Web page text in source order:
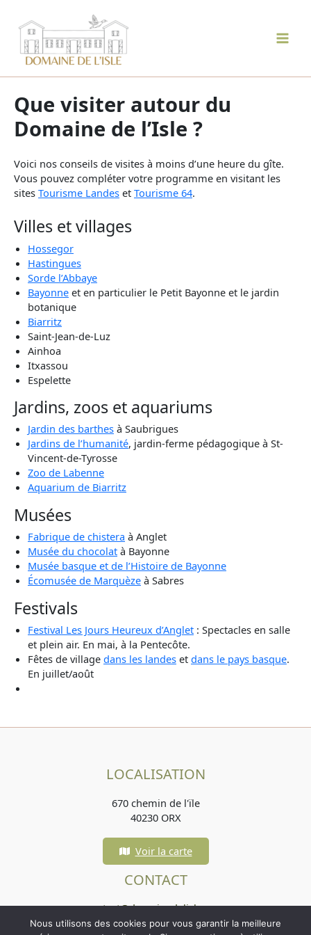
contenu
Main
Que visiter autour du
Domaine de l’Isle ?
Voici nos conseils de visites à moins d’une heure du gîte.
Vous pouvez compléter votre programme en visitant les
sites Tourisme Landes et Tourisme 64.
Villes et villages
Hossegor
Hastingues
Sorde l’Abbaye
Bayonne et en particulier le Petit Bayonne et le jardin
botanique
Biarritz
Saint-Jean-de-Luz
Ainhoa
Itxassou
Espelette
Jardins, zoos et aquariums
Jardin des barthes à Saubrigues
Jardins de l’humanité, jardin-ferme pédagogique à St-
Vincent-de-Tyrosse
Zoo de Labenne
Aquarium de Biarritz
Musées
Fabrique de chistera à Anglet
Musée du chocolat à Bayonne
Musée basque et de l’Histoire de Bayonne
Écomusée de Marquèze à Sabres
Festivals
Festival Les Jours Heureux d’Anglet : Spectacles en salle
et plein air. En mai, à la Pentecôte.
Fêtes de village dans les landes et dans le pays basque.
En juillet/août
LOCALISATION
670 chemin de l'ïle
40230 ORX
Voir la carte
CONTACT
contact@domainedelisle.com
Nous utilisons des cookies pour vous garantir la meilleure